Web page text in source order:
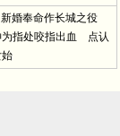
查看过
婚奉命作长城之役
指处咬指出血 点认